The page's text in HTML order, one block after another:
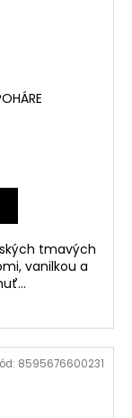
tmavých
vanilkou a
8595676600231